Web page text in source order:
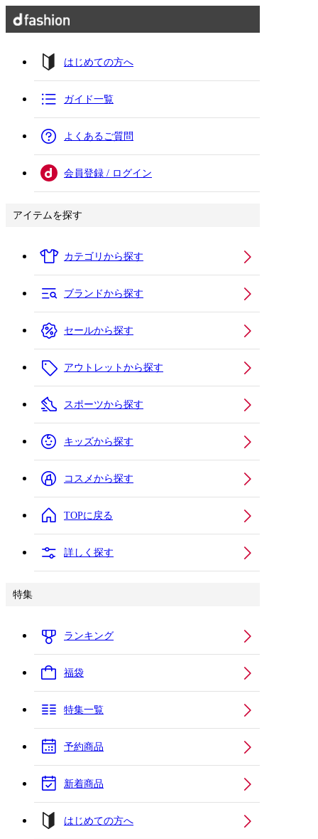
はじめての方へ
ガイド一覧
よくあるご質問
会員登録 / ログイン
アイテムを探す
カテゴリから探す
ブランドから探す
セールから探す
アウトレットから探す
スポーツから探す
キッズから探す
コスメから探す
TOPに戻る
詳しく探す
特集
ランキング
福袋
特集一覧
予約商品
新着商品
はじめての方へ